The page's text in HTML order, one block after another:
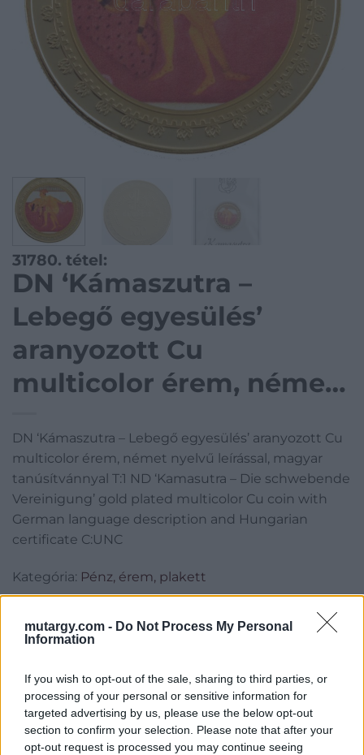
mutargy.com - Do Not Process My Personal
Information
If you wish to opt-out of the sale, sharing to third parties, or
processing of your personal or sensitive information for
targeted advertising by us, please use the below opt-out
section to confirm your selection. Please note that after your
opt-out request is processed you may continue seeing
31780. tétel:
DN ‘Kámaszutra –
Lebegő egyesülés’
aranyozott Cu
multicolor érem, német
tanúsítvánnyal T:1 ND
‘Kamasutra – Die
schwebende
Vereinigung’ gold plated
multicolor Cu coin with
German language
description and
DN ‘Kámaszutra – Lebegő egyesülés’ aranyozott Cu
multicolor érem, német nyelvű leírással, magyar
tanúsítvánnyal T:1 ND ‘Kamasutra – Die schwebende
Vereinigung’ gold plated multicolor Cu coin with
German language description and Hungarian
certificate C:UNC
Kategória: Pénz, érem, plakett
Kikiáltási ár:2 000Ft
Aukció adatai
Aukció neve: 425. Gyorsárverés
Aukció dátuma: 2022.09.08
Aukció ideje: 19:00
Aukció helye: 1061 Budapest, Andrássy út 16.